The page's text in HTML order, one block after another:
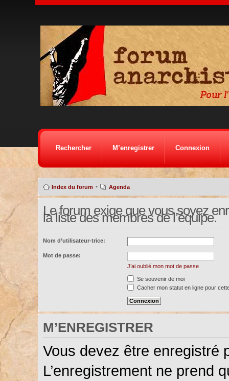
Rechercher M’enregistrer Connexion
Index du forum • Agenda
Le forum exige que vous soyez
la liste des membres de l’équipe.
Nom d’utilisateur-trice:
Mot de passe:
J’ai oublié mon mot de passe
Se souvenir de moi
Cacher mon statut en ligne pour
M’ENREGISTRER
Vous devez être enregistré
L’enregistrement ne prend